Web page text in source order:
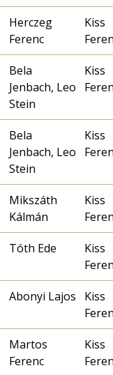
Herczeg
Ferenc
Kiss
Bela
Jenbach, Leo
Stein
Kiss
Bela
Jenbach, Leo
Stein
Kiss
Mikszáth
Kálmán
Kiss
Tóth Ede
Kiss
Abonyi Lajos
Kiss
Martos
Ferenc
Kiss